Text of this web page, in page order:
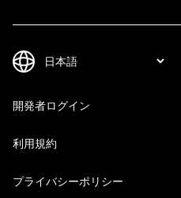
開発者ログイン
利用規約
プライバシーポリシー